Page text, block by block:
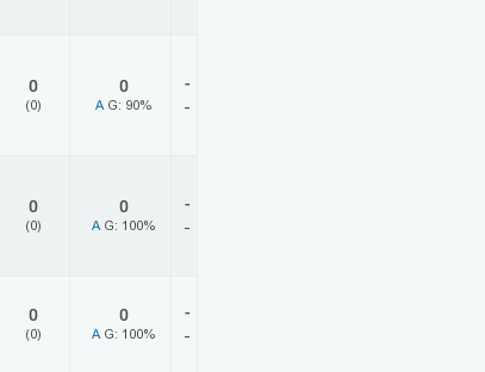
0
(0)
0
A G: 90%
-
-
0
(0)
0
A G: 100%
-
-
0
(0)
0
A G: 100%
-
-